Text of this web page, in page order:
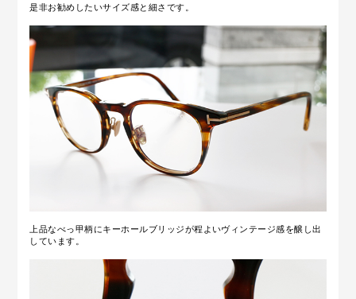
是非お勧めしたいサイズ感と細さです。
上品なべっ甲柄にキーホールブリッジが程よいヴィンテージ感を醸し出
しています。